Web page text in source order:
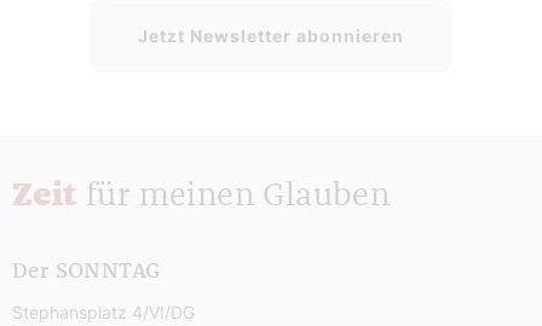
Jetzt Newsletter abonnieren
Zeit für meinen Glauben
Der SONNTAG
Stephansplatz 4/VI/DG